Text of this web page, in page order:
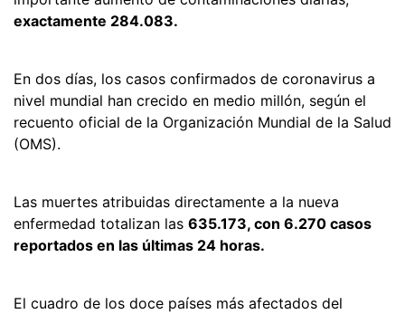
exactamente 284.083.
En dos días, los casos confirmados de coronavirus a
nivel mundial han crecido en medio millón, según el
recuento oficial de la Organización Mundial de la Salud
(OMS).
Las muertes atribuidas directamente a la nueva
enfermedad totalizan las 635.173, con 6.270 casos
reportados en las últimas 24 horas.
El cuadro de los doce países más afectados del